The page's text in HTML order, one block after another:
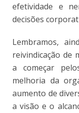
efetividade e
decisões
Lembramos,
reivindicação de
a começar
melhoria da
aumento de
a visão e o